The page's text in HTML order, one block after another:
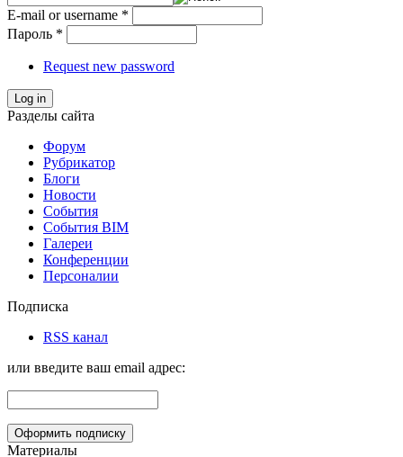
E-mail or username *
Пароль *
Request new password
Log in
Разделы сайта
Форум
Рубрикатор
Блоги
Новости
События
События BIM
Галереи
Конференции
Персоналии
Подписка
RSS канал
или введите ваш email адрес:
Материалы